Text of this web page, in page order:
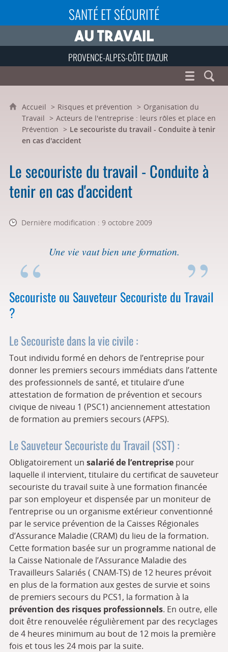
SANTÉ ET SÉCURITÉ
PROVENCE-ALPES-CÔTE D'AZUR
Accueil Risques et prévention
Organisation du
Travail
Acteurs de l'entreprise : leurs rôles et place en
Prévention
Le secouriste du travail - Conduite à tenir
en cas d'accident
Le secouriste du travail - Conduite à
tenir en cas d'accident
Dernière modification : 9 octobre 2009
Une vie vaut bien une formation.
Secouriste ou Sauveteur Secouriste du Travail
?
Le Secouriste dans la vie civile :
Tout individu formé en dehors de l’entreprise pour
donner les premiers secours immédiats dans l’attente
des professionnels de santé, et titulaire d’une
attestation de formation de prévention et secours
civique de niveau 1 (PSC1) anciennement attestation
de formation au premiers secours (AFPS).
Le Sauveteur Secouriste du Travail (SST) :
Obligatoirement un salarié de l’entreprisepour
laquelle il intervient, titulaire du certificat de sauveteur
secouriste du travail suite à une formation financée
par son employeur et dispensée par un moniteur de
l’entreprise ou un organisme extérieur conventionné
par le service prévention de la Caisses Régionales
d’Assurance Maladie (CRAM) du lieu de la formation.
Cette formation basée sur un programme national de
la Caisse Nationale de l’Assurance Maladie des
Travailleurs Salariés ( CNAM-TS) de 12 heures prévoit
en plus de la formation aux gestes de survie et soins
de premiers secours du PCS1, la formation à la
prévention des risques professionnels. En outre, elle
doit être renouvelée régulièrement par des recyclages
de 4 heures minimum au bout de 12 mois la première
fois et tous les 24 mois par la suite.